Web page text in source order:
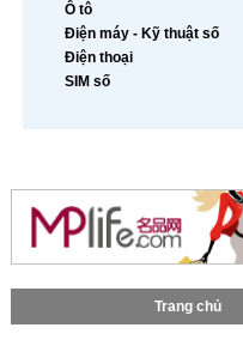
Ô tô
Điện máy - Kỹ thuật số
Điện thoại
SIM số
Trang chủ